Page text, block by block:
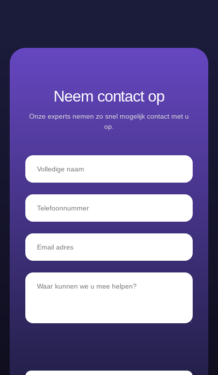
Neem contact op
Onze experts nemen zo snel mogelijk contact met u
op.